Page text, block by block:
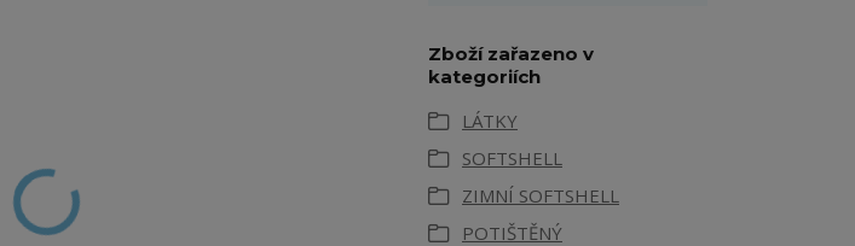
Zboží zařazeno v
kategoriích
LÁTKY
SOFTSHELL
ZIMNÍ SOFTSHELL
POTIŠTĚNÝ